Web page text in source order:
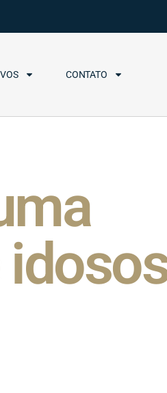
CONTATO